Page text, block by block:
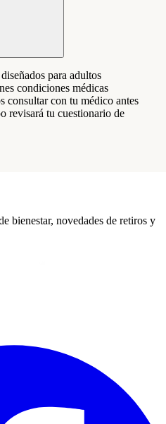
para adultos
condiciones médicas
consultar con tu médico antes
revisará tu cuestionario de
bienestar, novedades de retiros y